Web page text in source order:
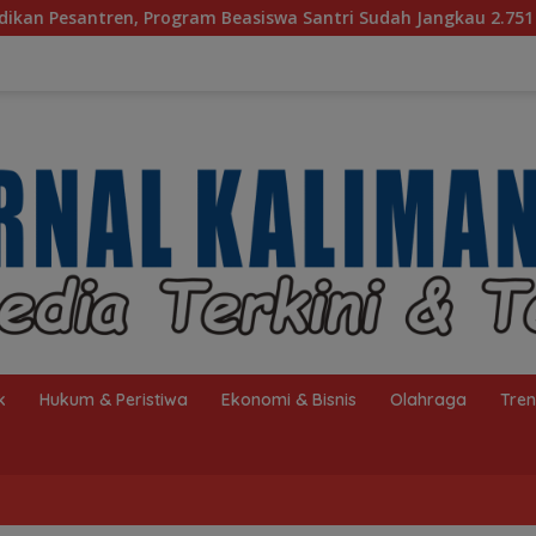
Santri Sudah Jangkau 2.751 Penerima
Hukum & Peristiwa Ekonomi & Bisnis Olahraga